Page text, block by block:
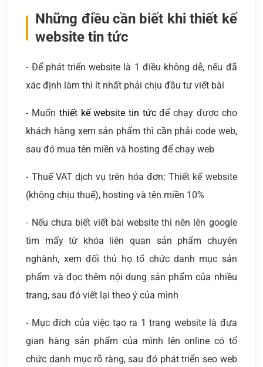
Những điều cần biết khi thiết kế
website tin tức
- Để phát triển website là 1 điều không dễ, nếu đã
xác định làm thì ít nhất phải chịu đầu tư viết bài
- Muốn thiết kế website tin tứcđể chạy được cho
khách hàng xem sản phẩm thì cần phải code web,
sau đó mua tên miền và hosting để chạy web
- Thuế VAT dịch vụ trên hóa đơn: Thiết kế website
(không chịu thuế), hosting và tên miền 10%
- Nếu chưa biết viết bài website thì nên lên google
tìm mấy từ khóa liên quan sản phẩm chuyên
nghành, xem đối thủ họ tổ chức danh mục sản
phẩm và đọc thêm nội dung sản phẩm của nhiều
trang, sau đó viết lại theo ý của mình
- Mục đích của việc tạo ra 1 trang website là đưa
gian hàng sản phẩm của mình lên online có tổ
chức danh mục rõ ràng, sau đó phát triển seo web